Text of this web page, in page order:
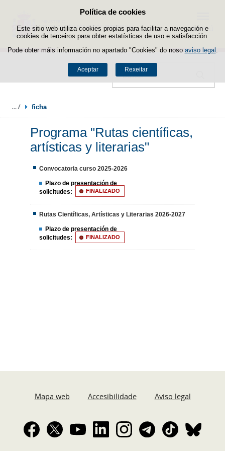
Política de cookies
Este sitio web utiliza cookies propias para facilitar a navegación e
cookies de terceiros para obter estatísticas de uso e satisfacción.
Pode obter máis información no apartado "Cookies" do noso aviso legal
Aceptar Rexeitar
Saltar ao contido
Buscador
Menú
ficha
Programa "Rutas científicas,
artísticas y literarias"
Convocatoria curso 2025-2026
Plazo de presentación de
solicitudes:
FINALIZADO
Rutas Científicas, Artísticas y Literarias 2026-2027
Plazo de presentación de
solicitudes:
FINALIZADO
Mapa web Accesibilidade Aviso legal